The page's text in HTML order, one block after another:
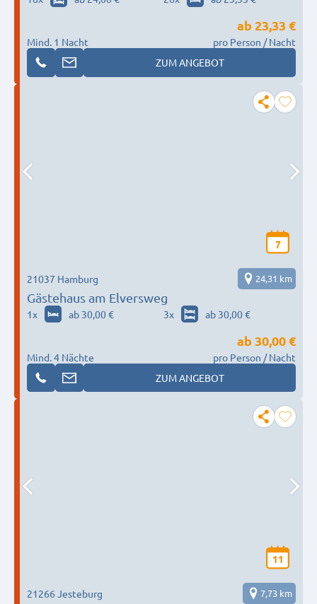
Mind. 1 Nacht
ab 23,33 €
pro Person / Nacht
ZUM ANGEBOT
7
Gästehaus am Elversweg
21037 Hamburg 24,31 km
1x ab 30,00 € 3x ab 30,00 €
Mind. 4 Nächte
ab 30,00 €
pro Person / Nacht
ZUM ANGEBOT
11
21266 Jesteburg 7,73 km